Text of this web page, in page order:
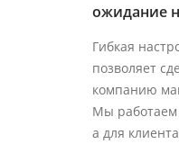
ожидание
Гибкая
позволяет
компанию
Мы работаем
а для